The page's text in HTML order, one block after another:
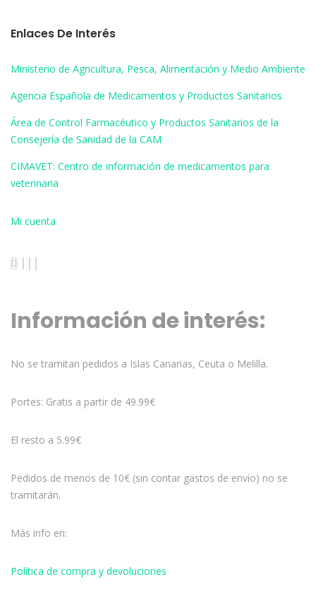
Enlaces De Interés
Ministerio de Agricultura, Pesca, Alimentación y Medio Ambiente
Agencia Española de Medicamentos y Productos Sanitarios
Área de Control Farmacéutico y Productos Sanitarios de la
Consejería de Sanidad de la CAM
CIMAVET: Centro de información de medicamentos para
veterinaria
Mi cuenta
Información de interés:
No se tramitan pedidos a Islas Canarias, Ceuta o Melilla.
Portes: Gratis a partir de 49.99€
El resto a 5.99€
Pedidos de menos de 10€ (sin contar gastos de envío) no se
tramitarán.
Más info en:
Política de compra y devoluciones